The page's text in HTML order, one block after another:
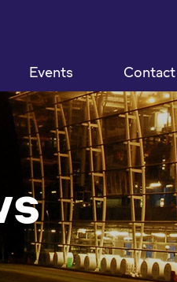
Events Contact